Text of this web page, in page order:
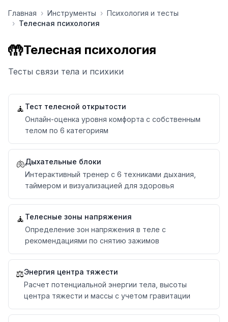
Главная › Инструменты › Психология и тесты
› Телесная психология
🤲Телесная психология
Тесты связи тела и психики
🧘 Тест телесной открытости
Онлайн-оценка уровня комфорта с собственным
телом по 6 категориям
🫁Дыхательные блоки
Интерактивный тренер с 6 техниками дыхания,
таймером и визуализацией для здоровья
🧘 Телесные зоны напряжения
Определение зон напряжения в теле с
рекомендациями по снятию зажимов
⚖️Энергия центра тяжести
Расчет потенциальной энергии тела, высоты
центра тяжести и массы с учетом гравитации